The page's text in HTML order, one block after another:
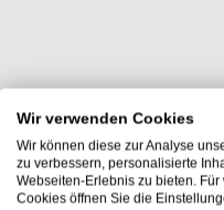
Wir verwenden Cookies
Wir können diese zur Analyse
zu verbessern, personalisierte
Webseiten-Erlebnis zu bieten.
Cookies öffnen Sie die